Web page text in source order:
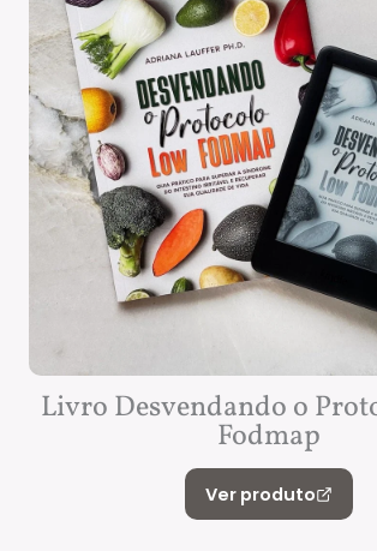
Livro Desvendando o
Fodmap
Ver produto